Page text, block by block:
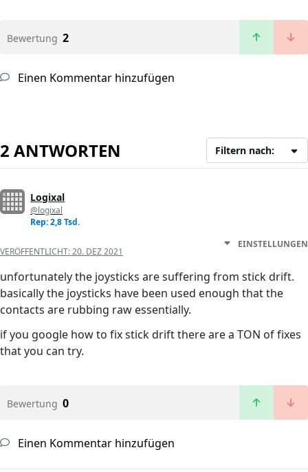
Bewertung 2
Einen Kommentar hinzufügen
2 ANTWORTEN Filtern nach:
Logixal
@logixal
Rep: 2,8 Tsd.
VERÖFFENTLICHT:20. DEZ 2021
EINSTELLUNGEN
unfortunately the joysticks are suffering from stick drift.
basically the joysticks have been used enough that the
contacts are rubbing raw essentially.
if you google how to fix stick drift there are a TON of fixes
that you can try.
Bewertung 0
Einen Kommentar hinzufügen